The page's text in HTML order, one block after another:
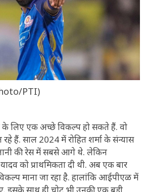
PTI)
के लिए एक अच्छे विकल्प हो सकते हैं. वो
हैं. साल 2024 में रोहित शर्मा के संन्यास
की रेस में सबसे आगे थे. लेकिन
को प्राथमिकता दी थी. अब एक बार
माना जा रहा है. हालांकि आईपीएळ में
इसके साथ ही चोट भी उनकी एक बड़ी